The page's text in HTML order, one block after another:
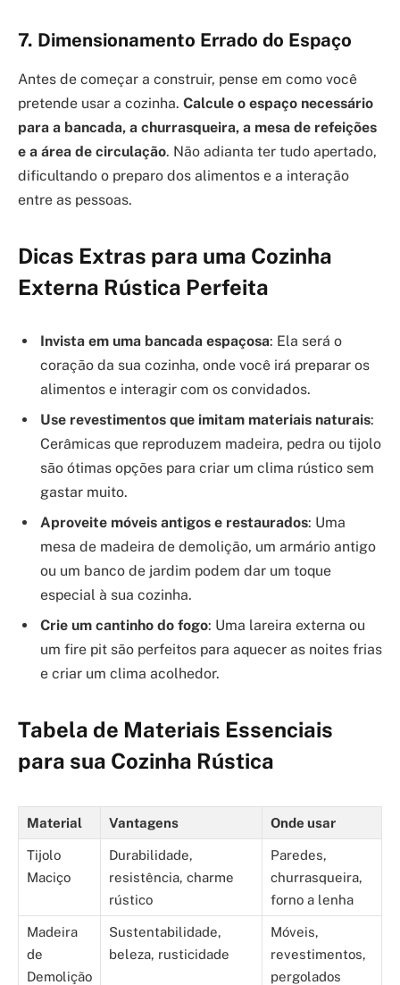
7. Dimensionamento Errado do Espaço
Antes de começar a construir, pense em como você
pretende usar a cozinha. Calcule o espaço necessário
para a bancada, a churrasqueira, a mesa de refeições
e a área de circulação. Não adianta ter tudo apertado,
dificultando o preparo dos alimentos e a interação
entre as pessoas.
Dicas Extras para uma Cozinha
Externa Rústica Perfeita
Invista em uma bancada espaçosa: Ela será o
coração da sua cozinha, onde você irá preparar os
alimentos e interagir com os convidados.
Use revestimentos que imitam materiais naturais:
Cerâmicas que reproduzem madeira, pedra ou tijolo
são ótimas opções para criar um clima rústico sem
gastar muito.
Aproveite móveis antigos e restaurados: Uma
mesa de madeira de demolição, um armário antigo
ou um banco de jardim podem dar um toque
especial à sua cozinha.
Crie um cantinho do fogo: Uma lareira externa ou
um fire pit são perfeitos para aquecer as noites frias
e criar um clima acolhedor.
Tabela de Materiais Essenciais
para sua Cozinha Rústica
Material Vantagens Onde usar
Tijolo
Maciço
Durabilidade,
resistência, charme
rústico
Paredes,
churrasqueira,
forno a lenha
Madeira
de
Demolição
Sustentabilidade,
beleza, rusticidade
Móveis,
revestimentos,
pergolados